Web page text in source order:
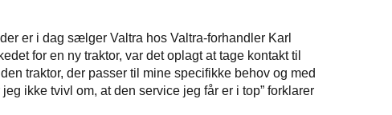
er i dag sælger Valtra hos Valtra-forhandler Karl
for en ny traktor, var det oplagt at tage kontakt til
traktor, der passer til mine specifikke behov og med
ikke tvivl om, at den service jeg får er i top” forklarer